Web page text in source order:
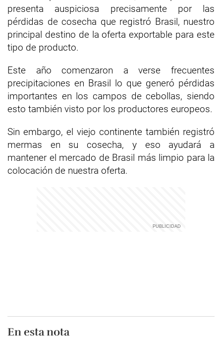
presenta auspiciosa precisamente por las
pérdidas de cosecha que registró Brasil, nuestro
principal destino de la oferta exportable para este
tipo de producto.
Este año comenzaron a verse frecuentes
precipitaciones en Brasil lo que generó pérdidas
importantes en los campos de cebollas, siendo
esto también visto por los productores europeos.
Sin embargo, el viejo continente también registró
mermas en su cosecha, y eso ayudará a
mantener el mercado de Brasil más limpio para la
colocación de nuestra oferta.
En esta nota